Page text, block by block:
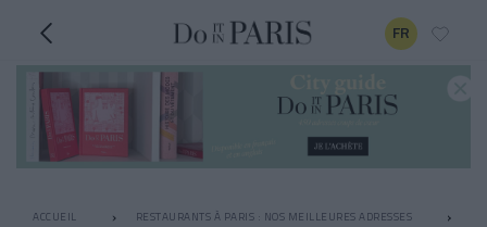
FR
ACCUEIL RESTAURANTS À PARIS : NOS MEILLEURES ADRESSES